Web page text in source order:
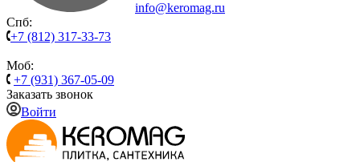
info@keromag.ru
Спб:
+7 (812) 317-33-73
Моб:
+7 (931) 367-05-09
Заказать звонок
Войти